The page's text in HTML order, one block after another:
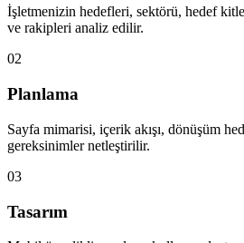
İşletmenizin hedefleri, sektörü, hedef
ve rakipleri analiz edilir.
02
Planlama
Sayfa mimarisi, içerik akışı, dönüşüm
gereksinimler netleştirilir.
03
Tasarım